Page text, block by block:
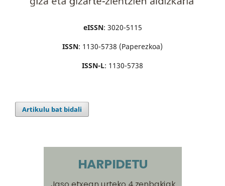
eISSN: 3020-5115
ISSN: 1130-5738 (Paperezkoa)
ISSN-L: 1130-5738
Artikulu bat bidali